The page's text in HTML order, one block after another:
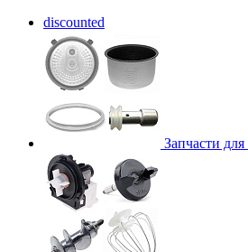
discounted
Запчасти